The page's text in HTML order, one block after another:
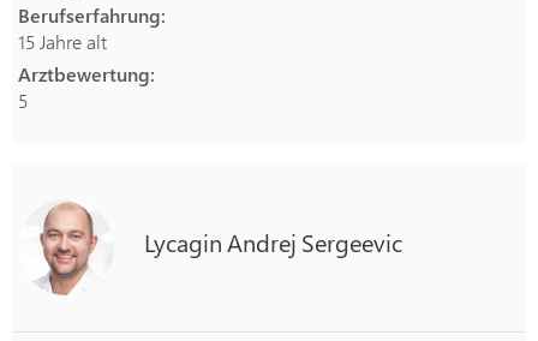
Berufserfahrung:
15 Jahre alt
Arztbewertung:
5
LycaginAndrej Sergeevic